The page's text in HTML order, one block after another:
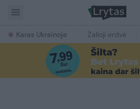
Karas Ukrainoje Žalioji erdvė